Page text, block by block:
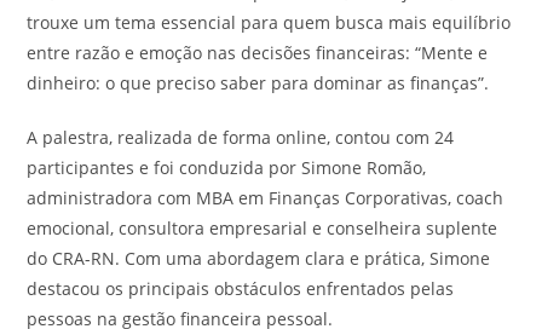
trouxe um tema essencial para quem busca mais equilíbrio
entre razão e emoção nas decisões financeiras: “Mente e
dinheiro: o que preciso saber para dominar as finanças”.
A palestra, realizada de forma online, contou com 24
participantes e foi conduzida por Simone Romão,
administradora com MBA em Finanças Corporativas, coach
emocional, consultora empresarial e conselheira suplente
do CRA-RN. Com uma abordagem clara e prática, Simone
destacou os principais obstáculos enfrentados pelas
pessoas na gestão financeira pessoal.